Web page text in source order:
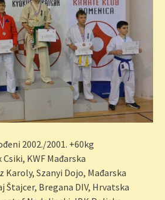
2002./2001. +60kg
KWF Mađarska
Karoly, Szanyi Dojo, Mađarska
Štajcer, Bregana DIV, Hrvatska